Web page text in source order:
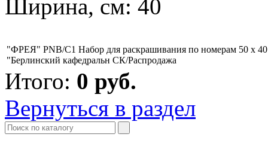
Ширина, см: 40
"ФРЕЯ" PNB/C1 Набор для раскрашивания по номерам 50 х
"Берлинский кафедральн СК/Распродажа
Итого: 0 руб.
Вернуться в раздел